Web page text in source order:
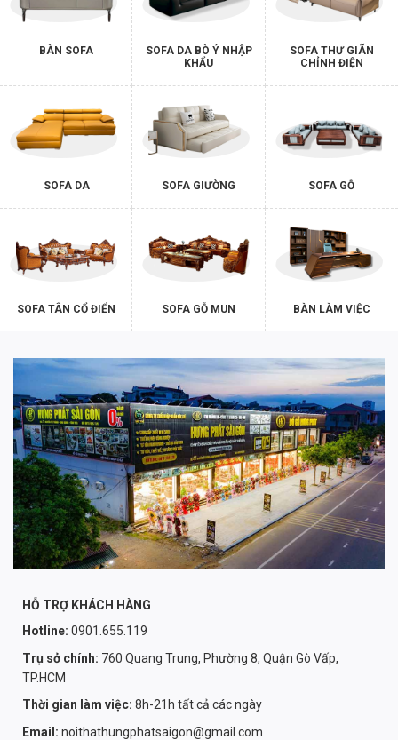
BÀN SOFA
SOFA DA BÒ Ý NHẬP
KHẨU
SOFA THƯ GIÃN
CHỈNH ĐIỆN
SOFA DA SOFA GIƯỜNG SOFA GỖ
SOFA TÂN CỔ ĐIỂN SOFA GỖ MUN BÀN LÀM VIỆC
HỖ TRỢ KHÁCH HÀNG
Hotline: 0901.655.119
Trụ sở chính: 760 Quang Trung, Phường 8, Quận Gò Vấp,
TP.HCM
Thời gian làm việc: 8h-21h tất cả các ngày
Email: noithathungphatsaigon@gmail.com